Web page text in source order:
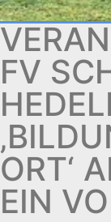
FV
ORT‘
EIN